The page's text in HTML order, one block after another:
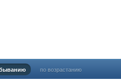
по возрастанию